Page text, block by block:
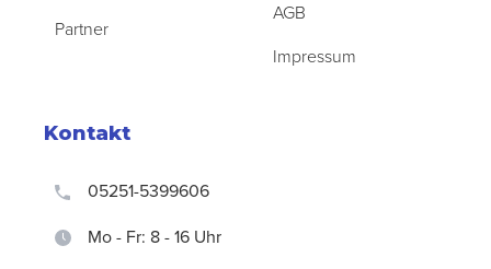
Partner
AGB
Impressum
Kontakt
05251-5399606
Mo - Fr: 8 - 16 Uhr